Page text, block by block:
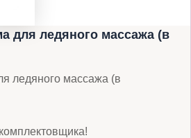
для ледяного массажа (в
ледяного массажа (в